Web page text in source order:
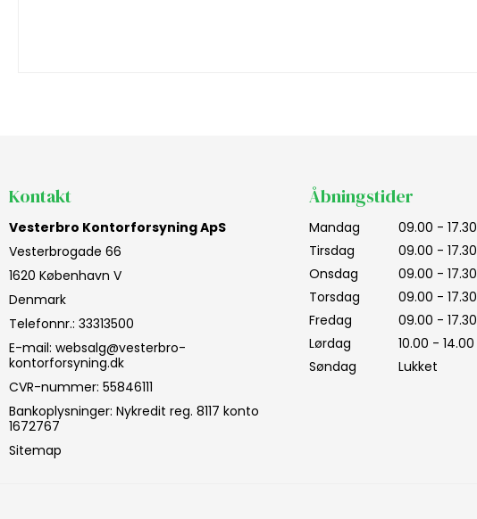
Kontakt
Vesterbro Kontorforsyning ApS
Vesterbrogade 66
1620 København V
Denmark
Telefonnr.: 33313500
E-mail: websalg@vesterbro-
kontorforsyning.dk
CVR-nummer: 55846111
Bankoplysninger: Nykredit reg. 8117 konto
1672767
Sitemap
Åbningstider
Mandag
09.00 - 17.30
Tirsdag
09.00 - 17.30
Onsdag
09.00 - 17.30
Torsdag
09.00 - 17.30
Fredag
09.00 - 17.30
Lørdag
10.00 - 14.00
Søndag
Lukket